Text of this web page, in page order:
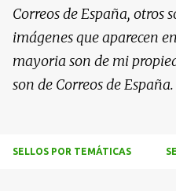
Correos de España, otros
imágenes que aparecen
mayoria son de mi
son de Correos de
SELLOS POR TEMÁTICAS